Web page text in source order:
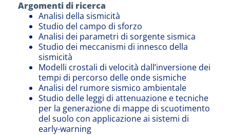
Argomenti di ricerca
Analisi della sismicità
Studio del campo di sforzo
Analisi dei parametri di sorgente sismica
Studio dei meccanismi di innesco della
sismicità
Modelli crostali di velocità dall’inversione dei
tempi di percorso delle onde sismiche
Analisi del rumore sismico ambientale
Studio delle leggi di attenuazione e tecniche
per la generazione di mappe di scuotimento
del suolo con applicazione ai sistemi di
early-warning